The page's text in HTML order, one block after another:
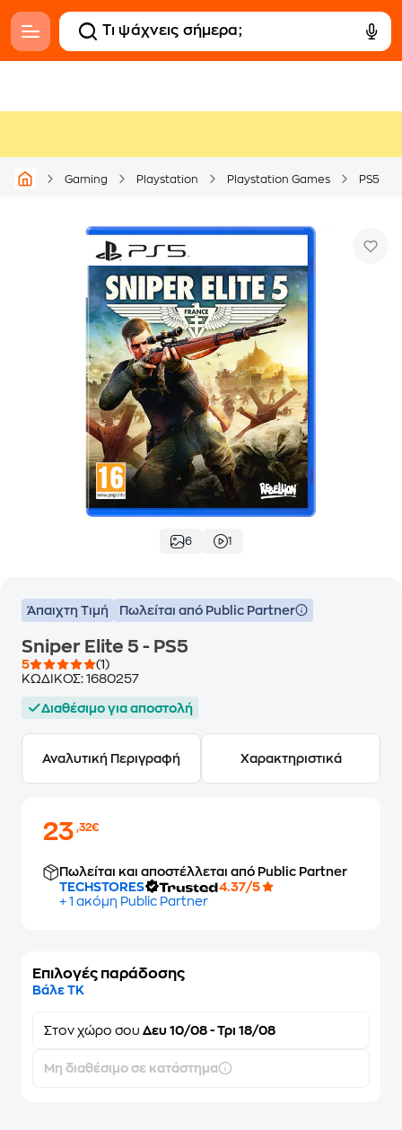
Gaming Playstation Playstation Games PS5
6 1
Άπαιχτη Τιμή Πωλείται από Public Partner
Sniper Elite 5 - PS5
5
(1)
ΚΩΔΙΚΟΣ: 1680257
Διαθέσιμο για αποστολή
Αναλυτική Περιγραφή Χαρακτηριστικά
23,32€
Πωλείται και αποστέλλεται από Public Partner
TECHSTORES
4.37/5
+ 1 ακόμη Public Partner
Επιλογές παράδοσης
Βάλε ΤΚ
Στον χώρο σου Δευ 10/08 - Τρι 18/08
Μη διαθέσιμο σε κατάστημα